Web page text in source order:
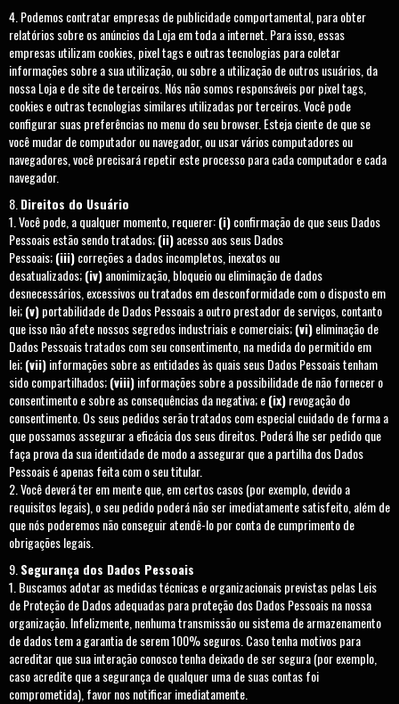
Podemos contratar empresas de publicidade comportamental, para obter
relatórios sobre os anúncios da Loja em toda a internet. Para isso, essas
empresas utilizam cookies, pixel tags e outras tecnologias para coletar
informações sobre a sua utilização, ou sobre a utilização de outros usuários, da
nossa Loja e de site de terceiros. Nós não somos responsáveis por pixel tags,
cookies e outras tecnologias similares utilizadas por terceiros. Você pode
configurar suas preferências no menu do seu browser. Esteja ciente de que se
você mudar de computador ou navegador, ou usar vários computadores ou
navegadores, você precisará repetir este processo para cada computador e cada
navegador.
Direitos do Usuário
Você pode, a qualquer momento, requerer:(i)confirmação de que seus Dados
Pessoais estão sendo tratados;(ii)acesso aos seus Dados
Pessoais;(iii)correções a dados incompletos, inexatos ou
desatualizados;(iv)anonimização, bloqueio ou eliminação de dados
desnecessários, excessivos ou tratados em desconformidade com o disposto em
lei;(v)portabilidade de Dados Pessoais a outro prestador de serviços, contanto
que isso não afete nossos segredos industriais e comerciais;(vi)eliminação de
Dados Pessoais tratados com seu consentimento, na medida do permitido em
lei;(vii)informações sobre as entidades às quais seus Dados Pessoais tenham
sido compartilhados;(viii)informações sobre a possibilidade de não fornecer o
consentimento e sobre as consequências da negativa; e(ix)revogação do
consentimento. Os seus pedidos serão tratados com especial cuidado de forma a
que possamos assegurar a eficácia dos seus direitos. Poderá lhe ser pedido que
faça prova da sua identidade de modo a assegurar que a partilha dos Dados
Pessoais é apenas feita com o seu titular.
Você deverá ter em mente que, em certos casos (por exemplo, devido a
requisitos legais), o seu pedido poderá não ser imediatamente satisfeito, além de
que nós poderemos não conseguir atendê-lo por conta de cumprimento de
obrigações legais.
Segurança dos Dados Pessoais
Buscamos adotar as medidas técnicas e organizacionais previstas pelas Leis
de Proteção de Dados adequadas para proteção dos Dados Pessoais na nossa
organização. Infelizmente, nenhuma transmissão ou sistema de armazenamento
de dados tem a garantia de serem 100% seguros. Caso tenha motivos para
acreditar que sua interação conosco tenha deixado de ser segura (por exemplo,
caso acredite que a segurança de qualquer uma de suas contas foi
comprometida), favor nos notificar imediatamente.